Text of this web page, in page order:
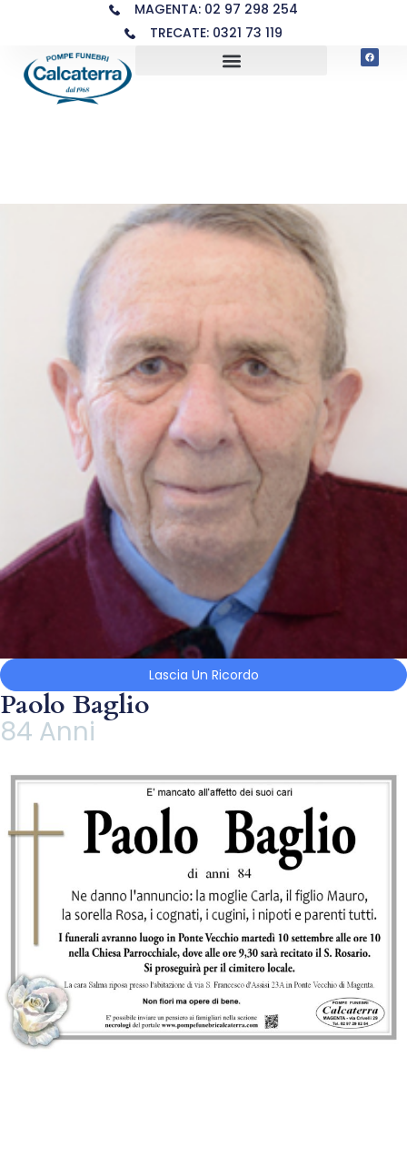
MAGENTA: 02 97 298 254
TRECATE: 0321 73 119
Lascia Un Ricordo
Paolo Baglio
84 Anni